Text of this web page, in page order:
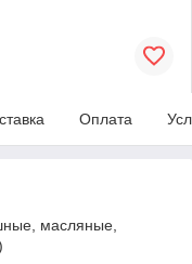
Оплата
масляные,